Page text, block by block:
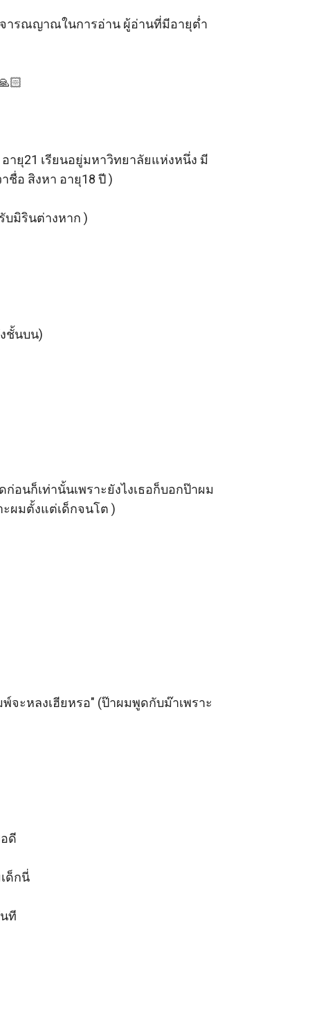
จารณญาณในการอ่าน ผู้อ่านที่มีอายุต่ำ
ายุ21 เรียนอยู่มหาวิทยาลัยแห่งหนึ่ง มี
อ สิงหา อายุ18 ปี )
บมิรินต่างหาก )
ชั้นบน)
อนก็เท่านั้นเพราะยังไงเธอก็บอกป๊าผม
ผมตั้งแต่เด็กจนโต )
ะหลงเฮียหรอ" (ป๊าผมพูดกับม๊าเพราะ
ดี
ด็กนี่
ที